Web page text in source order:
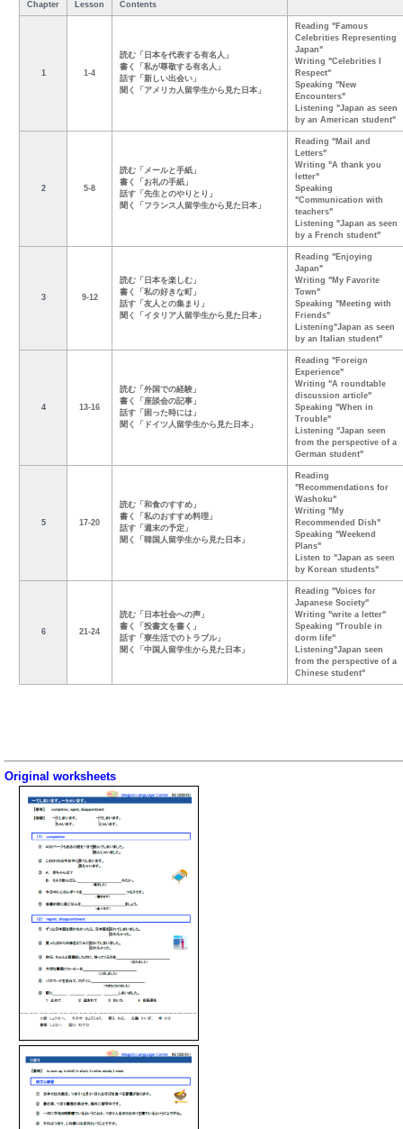
Chapter Lesson Contents
1 1-4
読む「日本を代表する有名人」
書く「私が尊敬する有名人」
話す「新しい出会い」
聞く「アメリカ人留学生から見た日本」
Reading "Famous
Celebrities Representing
Japan"
Writing "Celebrities I
Respect"
Speaking "New
Encounters"
Listening "Japan as seen
by an American student"
2 5-8
読む「メールと手紙」
書く「お礼の手紙」
話す「先生とのやりとり」
聞く「フランス人留学生から見た日本」
Reading "Mail and
Letters"
Writing "A thank you
letter"
Speaking
"Communication with
teachers"
Listening "Japan as seen
by a French student"
3 9-12
読む「日本を楽しむ」
書く「私の好きな町」
話す「友人との集まり」
聞く「イタリア人留学生から見た日本」
Reading "Enjoying
Japan"
Writing "My Favorite
Town"
Speaking "Meeting with
Friends"
Listening"Japan as seen
by an Italian student"
4 13-16
読む「外国での経験」
書く「座談会の記事」
話す「困った時には」
聞く「ドイツ人留学生から見た日本」
Reading "Foreign
Experience"
Writing "A roundtable
discussion article"
Speaking "When in
Trouble"
Listening "Japan seen
from the perspective of a
German student"
5 17-20
読む「和食のすすめ」
書く「私のおすすめ料理」
話す「週末の予定」
聞く「韓国人留学生から見た日本」
Reading
"Recommendations for
Washoku"
Writing "My
Recommended Dish"
Speaking "Weekend
Plans"
Listen to "Japan as seen
by Korean students"
6 21-24
読む「日本社会への声」
書く「投書文を書く」
話す「寮生活でのトラブル」
聞く「中国人留学生から見た日本」
Reading "Voices for
Japanese Society"
Writing "write a letter"
Speaking "Trouble in
dorm life"
Listening"Japan seen
from the perspective of a
Chinese student"
Original worksheets